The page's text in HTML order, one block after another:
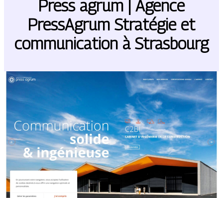
Press agrum | Agence
PressAgrum Stratégie et
com­munica­tion à Strasbourg